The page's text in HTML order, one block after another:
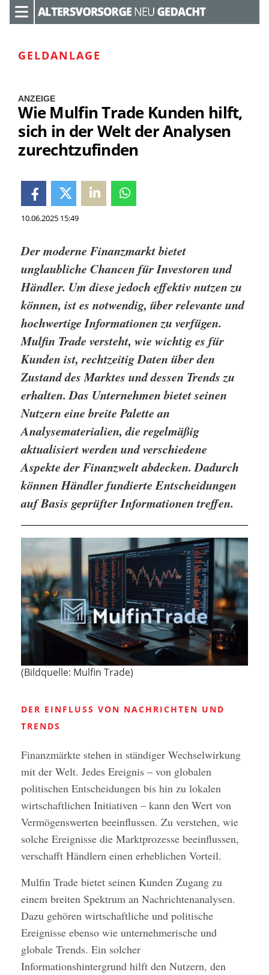
GELDANLAGE
ANZEIGE
Wie Mulfin Trade Kunden hilft,
sich in der Welt der Analysen
zurechtzufinden
10.06.2025 15:49
Der moderne Finanzmarkt bietet
unglaubliche Chancen für Investoren und
Händler. Um diese jedoch effektiv nutzen zu
können, ist es notwendig, über relevante und
hochwertige Informationen zu verfügen.
Mulfin Trade versteht, wie wichtig es für
Kunden ist, rechtzeitig Daten über den
Zustand des Marktes und dessen Trends zu
erhalten. Das Unternehmen bietet seinen
Nutzern eine breite Palette an
Analysematerialien, die regelmäßig
aktualisiert werden und verschiedene
Aspekte der Finanzwelt abdecken. Dadurch
können Händler fundierte Entscheidungen
auf Basis geprüfter Informationen treffen.
(Bildquelle: Mulfin Trade)
DER EINFLUSS VON NACHRICHTEN UND
TRENDS
Finanzmärkte stehen in ständiger Wechselwirkung
mit der Welt. Jedes Ereignis – von globalen
politischen Entscheidungen bis hin zu lokalen
wirtschaftlichen Initiativen – kann den Wert von
Vermögenswerten beeinflussen. Zu verstehen, wie
solche Ereignisse die Marktprozesse beeinflussen,
verschafft Händlern einen erheblichen Vorteil.
Mulfin Trade bietet seinen Kunden Zugang zu
einem breiten Spektrum an Nachrichtenanalysen.
Dazu gehören wirtschaftliche und politische
Ereignisse ebenso wie unternehmerische und
globale Trends. Ein solcher
Informationshintergrund hilft den Nutzern, den